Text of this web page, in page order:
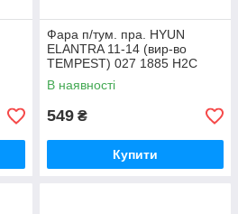
Фара п/тум. пра. HYUN
ELANTRA 11-14 (вир-во
TEMPEST) 027 1885 H2C
UA56
В наявності
549 ₴
Купити